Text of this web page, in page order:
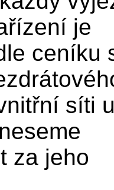
je
ceníku
síti
za jeho